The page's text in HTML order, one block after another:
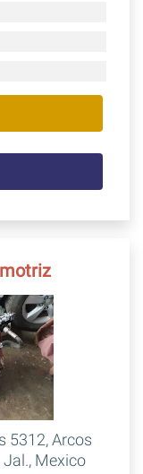
5312, Arcos
Mexico